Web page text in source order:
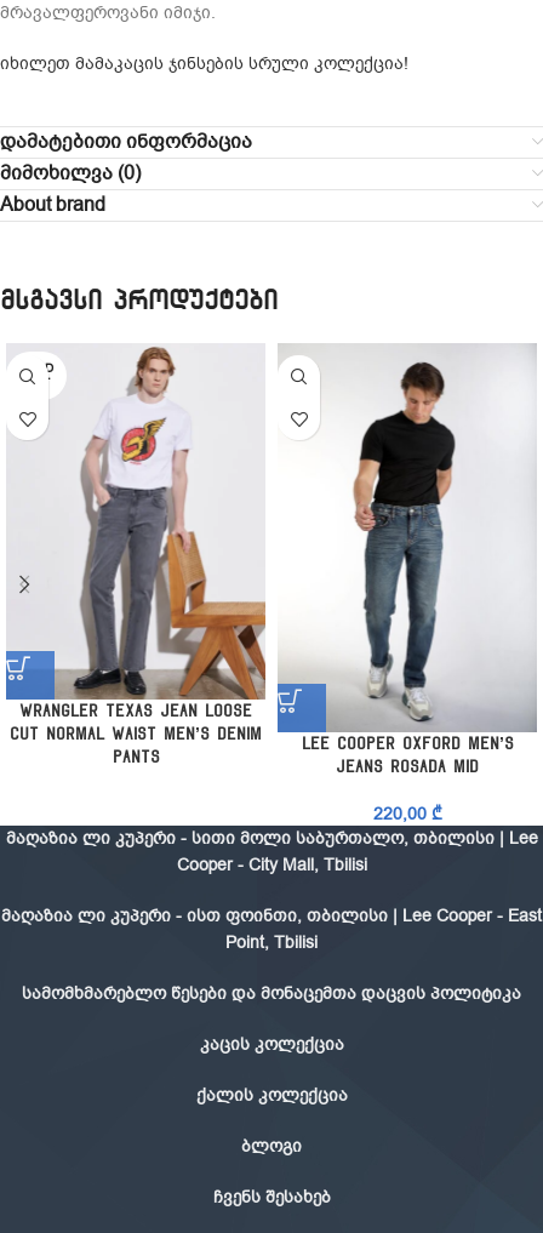
მრავალფეროვანი იმიჯი.
იხილეთ მამაკაცის ჯინსების სრული კოლექცია!
დამატებითი ინფორმაცია
მიმოხილვა (0)
About brand
მსგავსი პროდუქტები
SOLD
OUT
Wrangler Texas Jean Loose
Cut Normal Waist Men’s Denim
Pants
Lee Cooper Oxford Men’s
Jeans Rosada Mid
220,00 ₾
მაღაზია ლი კუპერი - სითი მოლი საბურთალო, თბილისი | Lee
Cooper - City Mall, Tbilisi
მაღაზია ლი კუპერი - ისთ ფოინთი, თბილისი | Lee Cooper - East
Point, Tbilisi
სამომხმარებლო წესები და მონაცემთა დაცვის პოლიტიკა
კაცის კოლექცია
ქალის კოლექცია
ბლოგი
ჩვენს შესახებ